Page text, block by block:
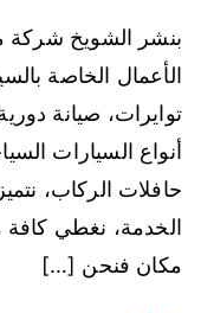
بنشر الشويخ شركة
الأعمال الخاصة
توايرات، صيانة
أنواع السيارات
حافلات الركاب،
الخدمة، نغطي
مكان فنحن […]